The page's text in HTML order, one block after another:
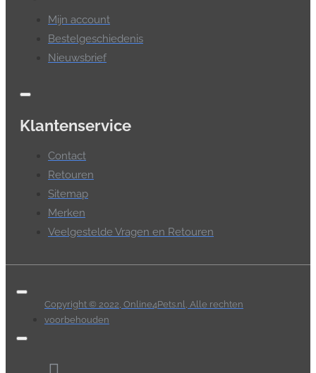
Mijn account
Bestelgeschiedenis
Nieuwsbrief
Klantenservice
Contact
Retouren
Sitemap
Merken
Veelgestelde Vragen en Retouren
Copyright © 2022, Online4Pets.nl, Alle rechten
voorbehouden